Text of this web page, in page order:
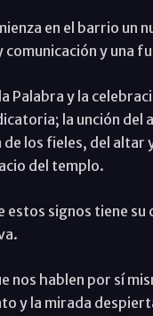
en el barrio un
comunicación y una
Palabra y la
la unción del
de los fieles, del altar
del templo.
estos signos tiene
nos hablen por sí
y la mirada